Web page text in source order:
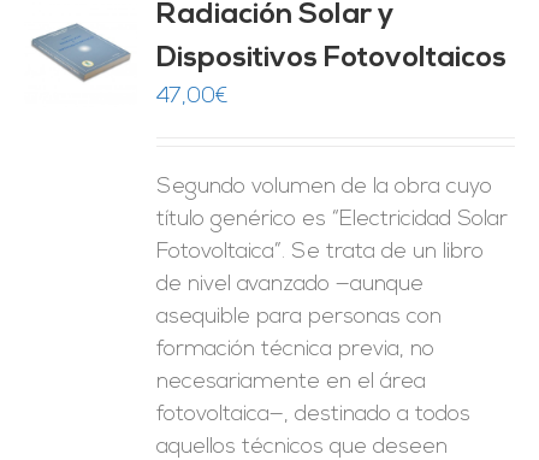
Radiación Solar y
Dispositivos Fotovoltaicos
47,00€
Segundo volumen de la obra cuyo
título genérico es “Electricidad Solar
Fotovoltaica”. Se trata de un libro
de nivel avanzado —aunque
asequible para personas con
formación técnica previa, no
necesariamente en el área
fotovoltaica—, destinado a todos
aquellos técnicos que deseen